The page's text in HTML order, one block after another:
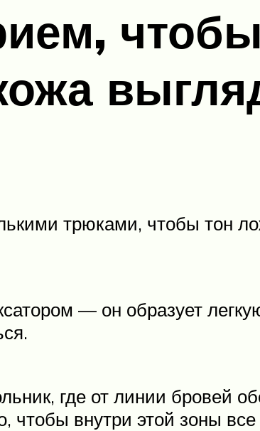
трюками, чтобы тон
— он образует
где от линии бровей
чтобы внутри этой зоны